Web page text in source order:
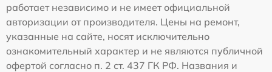
работает независимо и не имеет официальной
авторизации от производителя. Цены на ремонт,
указанные на сайте, носят исключительно
ознакомительный характер и не являются публичной
офертой согласно п. 2 ст. 437 ГК РФ. Названия и